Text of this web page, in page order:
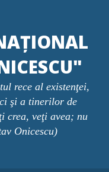
rece al existenţei,
şi a tinerilor de
crea, veţi avea; nu
Onicescu)